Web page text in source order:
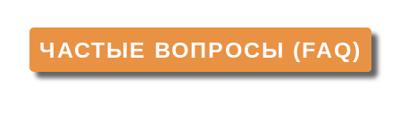
ЧАСТЫЕ ВОПРОСЫ (FAQ)